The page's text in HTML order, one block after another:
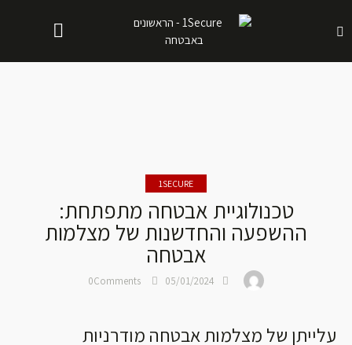
1SECURE
טכנולוגיית אבטחה מתפתחת:
ההשפעה והחדשנות של מצלמות
אבטחה
05/01/2024
0Comments
עלייתן של מצלמות אבטחה מודרניות